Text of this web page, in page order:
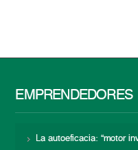
EMPRENDEDORES
La autoeficacia: “motor